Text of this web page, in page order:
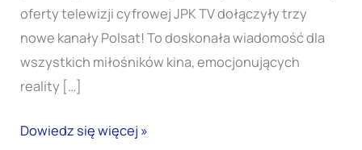
oferty telewizji cyfrowej JPK TV dołączyły trzy
nowe kanały Polsat! To doskonała wiadomość dla
wszystkich miłośników kina, emocjonujących
reality […]
Dowiedz się więcej »